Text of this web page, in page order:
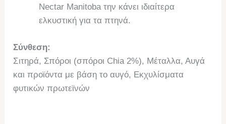
Nectar Manitoba την κάνει ιδιαίτερα
ελκυστική για τα πτηνά.
Σύνθεση:
Σιτηρά, Σπόροι (σπόροι Chia 2%), Μέταλλα, Αυγά
και προϊόντα με βάση το αυγό, Εκχυλίσματα
φυτικών πρωτεϊνών